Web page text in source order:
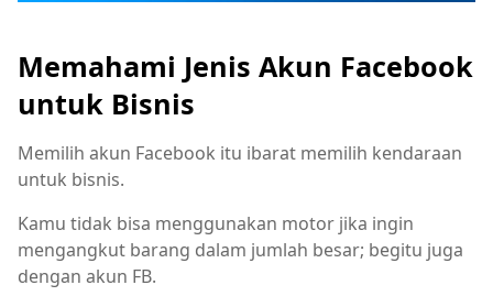
Memahami Jenis Akun Facebook
untuk Bisnis
Memilih akun Facebook itu ibarat memilih kendaraan
untuk bisnis.
Kamu tidak bisa menggunakan motor jika ingin
mengangkut barang dalam jumlah besar; begitu juga
dengan akun FB.